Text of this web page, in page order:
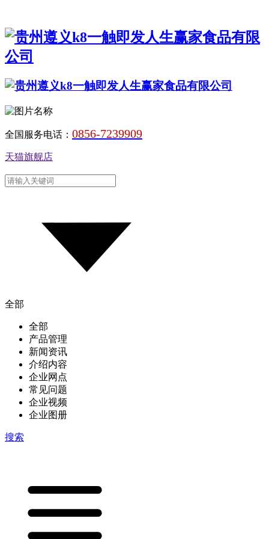
全国服务电话： 0856-7239909
天猫旗舰店
全部
全部
产品管理
新闻资讯
介绍内容
企业网点
常见问题
企业视频
企业图册
搜索